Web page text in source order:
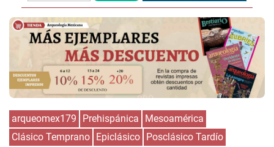
arqueomex179 Prehispánica
Mesoamérica
Clásico Temprano Epiclásico Posclásico Tardío